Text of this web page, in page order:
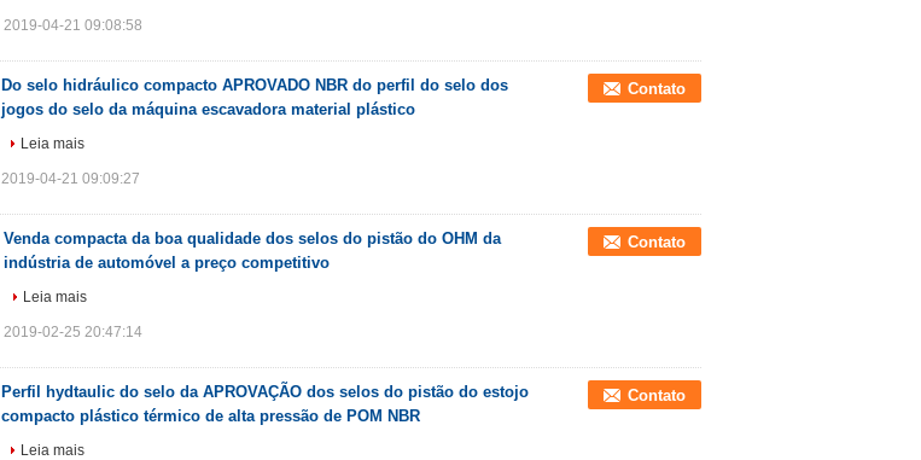
2019-04-21 09:08:58
Do selo hidráulico compacto APROVADO NBR do perfil do selo dos
jogos do selo da máquina escavadora material plástico
Contato
Leia mais
2019-04-21 09:09:27
Venda compacta da boa qualidade dos selos do pistão do OHM da
indústria de automóvel a preço competitivo
Contato
Leia mais
2019-02-25 20:47:14
Perfil hydtaulic do selo da APROVAÇÃO dos selos do pistão do estojo
compacto plástico térmico de alta pressão de POM NBR
Contato
Leia mais